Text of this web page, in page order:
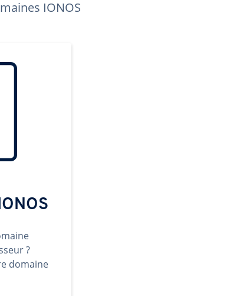
IONOS
?
domaine